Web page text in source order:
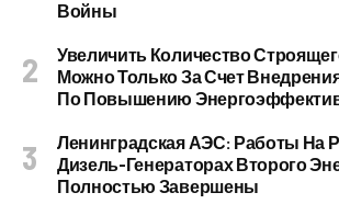
Войны
Увеличить Количество
Можно Только За Счет
По Повышению
Ленинградская АЭС: Работы На
Дизель-Генераторах Второго
Полностью Завершены